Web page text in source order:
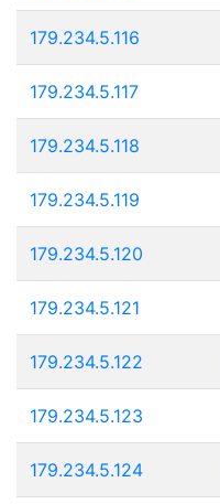
179.234.5.116
179.234.5.117
179.234.5.118
179.234.5.119
179.234.5.120
179.234.5.121
179.234.5.122
179.234.5.123
179.234.5.124